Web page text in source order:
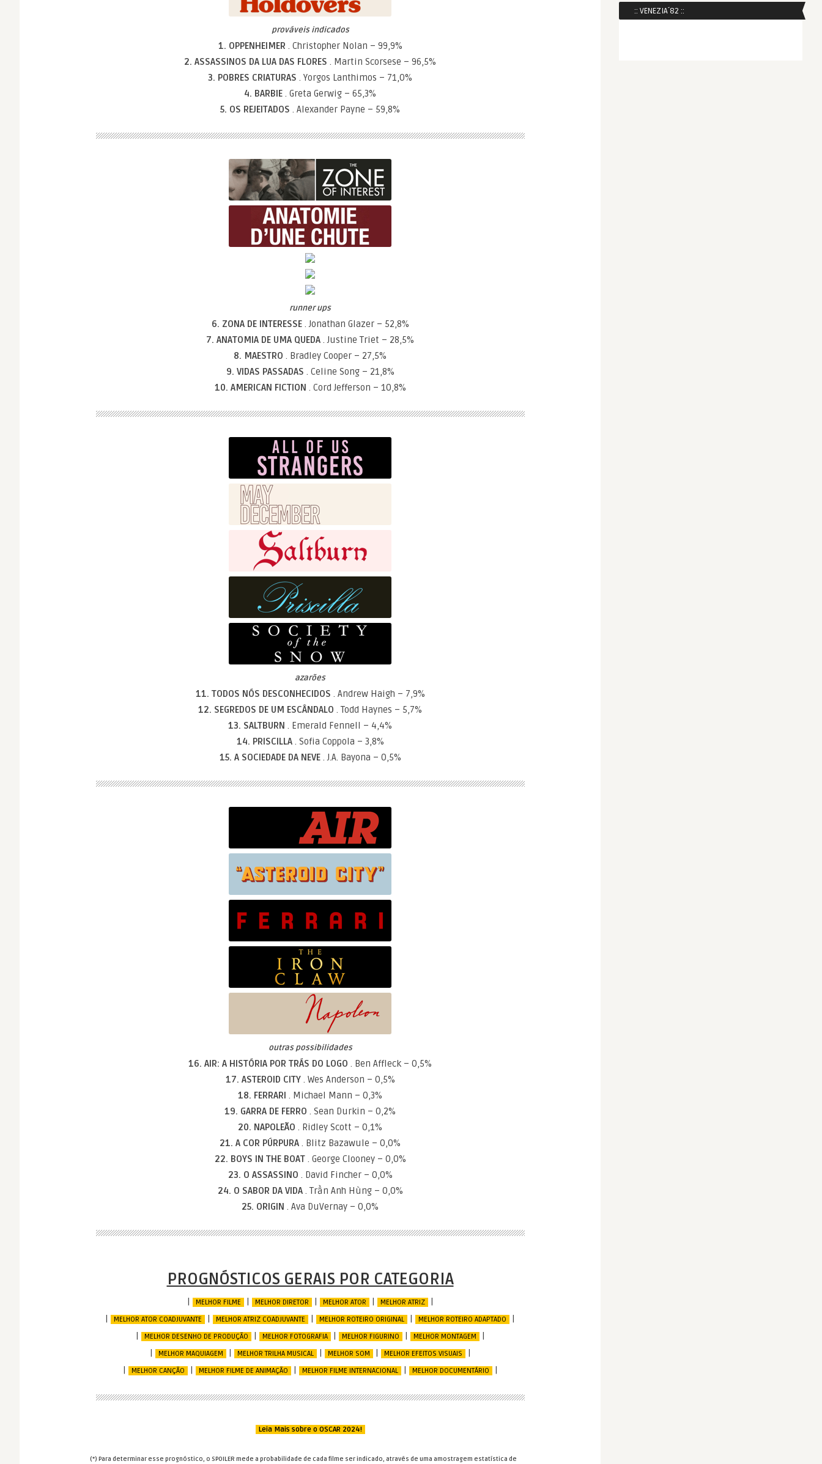
prováveis indicados
1. OPPENHEIMER . Christopher Nolan – 99,9%
2. ASSASSINOS DA LUA DAS FLORES . Martin Scorsese – 96,5%
3. POBRES CRIATURAS . Yorgos Lanthimos – 71,0%
4. BARBIE . Greta Gerwig – 65,3%
5. OS REJEITADOS . Alexander Payne – 59,8%
runner ups
6. ZONA DE INTERESSE . Jonathan Glazer – 52,8%
7. ANATOMIA DE UMA QUEDA . Justine Triet – 28,5%
8. MAESTRO . Bradley Cooper – 27,5%
9. VIDAS PASSADAS . Celine Song – 21,8%
10. AMERICAN FICTION . Cord Jefferson – 10,8%
azarões
11. TODOS NÓS DESCONHECIDOS . Andrew Haigh – 7,9%
12. SEGREDOS DE UM ESCÂNDALO . Todd Haynes – 5,7%
13. SALTBURN . Emerald Fennell – 4,4%
14. PRISCILLA . Sofia Coppola – 3,8%
15. A SOCIEDADE DA NEVE . J.A. Bayona – 0,5%
outras possibilidades
16. AIR: A HISTÓRIA POR TRÁS DO LOGO . Ben Affleck – 0,5%
17. ASTEROID CITY . Wes Anderson – 0,5%
18. FERRARI . Michael Mann – 0,3%
19. GARRA DE FERRO . Sean Durkin – 0,2%
20. NAPOLEÃO . Ridley Scott – 0,1%
21. A COR PÚRPURA . Blitz Bazawule – 0,0%
22. BOYS IN THE BOAT . George Clooney – 0,0%
23. O ASSASSINO . David Fincher – 0,0%
24. O SABOR DA VIDA . Trần Anh Hùng – 0,0%
25. ORIGIN . Ava DuVernay – 0,0%
PROGNÓSTICOS GERAIS POR CATEGORIA
| MELHOR FILME | MELHOR DIRETOR | MELHOR ATOR | MELHOR ATRIZ |
|
MELHOR ATOR COADJUVANTE | MELHOR ATRIZ COADJUVANTE | MELHOR ROTEIRO ORIGINAL | MELHOR ROTEIRO ADAPTADO
|
|
MELHOR DESENHO DE PRODUÇÃO | MELHOR FOTOGRAFIA | MELHOR FIGURINO | MELHOR MONTAGEM |
|
MELHOR MAQUIAGEM | MELHOR TRILHA MUSICAL | MELHOR SOM | MELHOR EFEITOS VISUAIS |
|
MELHOR CANÇÃO | MELHOR FILME DE ANIMAÇÃO | MELHOR FILME INTERNACIONAL | MELHOR DOCUMENTÁRIO |
Leia Mais sobre o OSCAR 2024!
(*) Para determinar esse prognóstico, o SPOILER mede a probabilidade de cada filme ser indicado, através de uma amostragem estatística de
:: VENEZIA´82 ::